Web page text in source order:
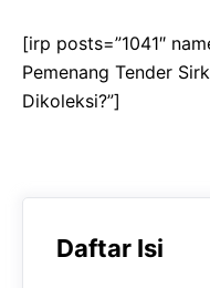
[irp posts=”1041″
Pemenang Tender
Dikoleksi?”]
Daftar Isi